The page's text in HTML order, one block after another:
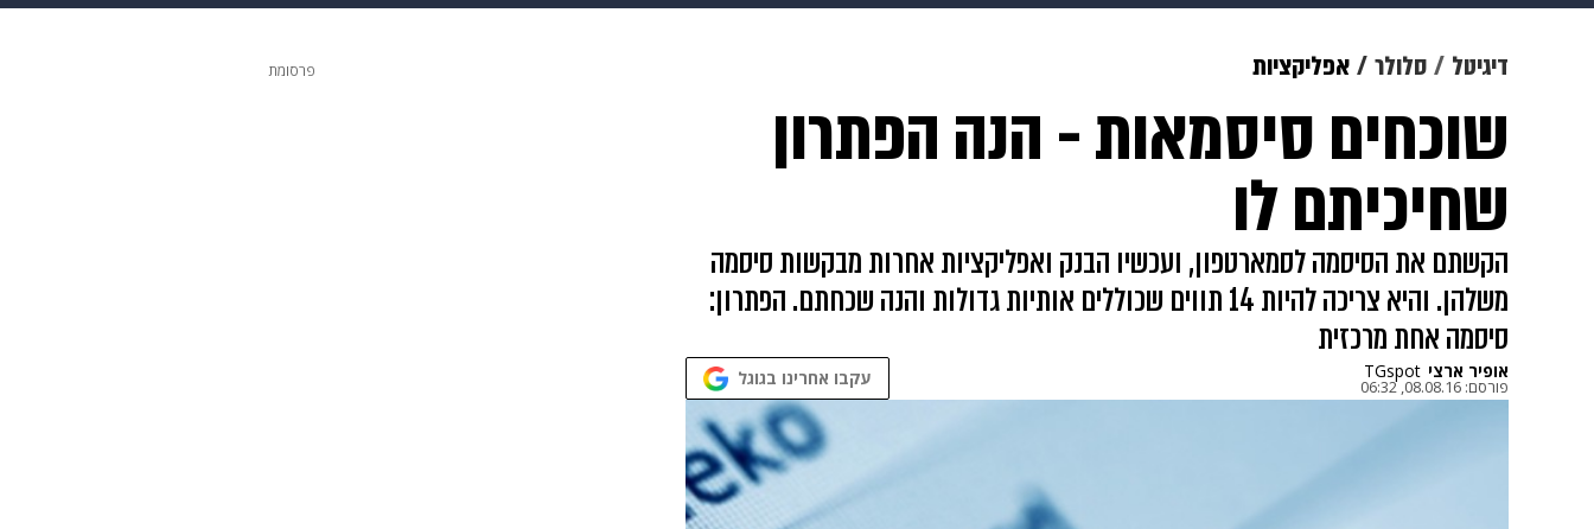
מוזיקה תרבות
דיגיטל גאווה ויוה משפט תשעה חודשים מתכונים
דיגיטל סלולר אפליקציות
שוכחים סיסמאות - הנה הפתרון
שחיכיתם לו
הקשתם את הסיסמה לסמארטפון, ועכשיו הבנק ואפליקציות אחרות מבקשות סיסמה
משלהן. והיא צריכה להיות 14 תווים שכוללים אותיות גדולות והנה שכחתם. הפתרון:
סיסמה אחת מרכזית
אופיר ארצי TGspot
פורסם: 08.08.16, 06:32 עקבו אחרינו בגוגל
פרסומת